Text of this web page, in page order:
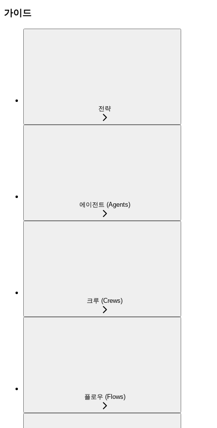
가이드
전략
에이전트 (Agents)
크루 (Crews)
플로우 (Flows)